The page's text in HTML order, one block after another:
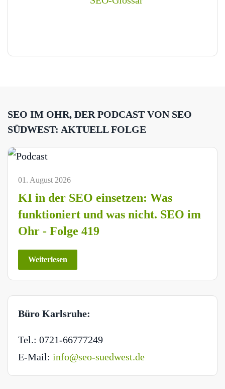
SEO IM OHR, DER PODCAST VON SEO
SÜDWEST: AKTUELL FOLGE
01. August 2026
KI in der SEO einsetzen: Was
funktioniert und was nicht. SEO im
Ohr - Folge 419
Weiterlesen
Büro Karlsruhe:
Tel.: 0721-66777249
E-Mail: info@seo-suedwest.de